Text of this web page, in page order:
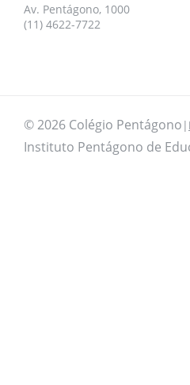
Av. Pentágono, 1000
(11) 4622-7722
© 2026 Colégio Pentágono |
Instituto Pentágono de